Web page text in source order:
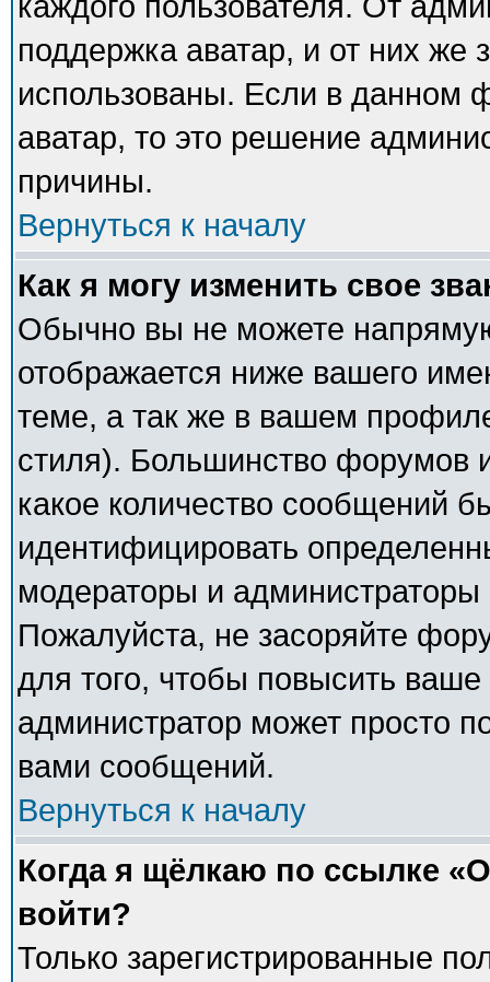
поддержка аватар, и от них же
использованы. Если в данном
аватар, то это решение
причины.
Вернуться к началу
Как я могу изменить свое
Обычно вы не можете
отображается ниже вашего
теме, а так же в вашем
стиля). Большинство форумов
какое количество сообщений
идентифицировать
модераторы и
Пожалуйста, не засоряйте
для того, чтобы повысить
администратор может просто
вами сообщений.
Вернуться к началу
Когда я щёлкаю по ссылке
войти?
Только зарегистрированные